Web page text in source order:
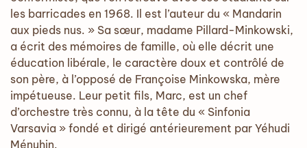
les barricades en 1968. Il est l’auteur du « Mandarin
aux pieds nus. » Sa sœur, madame Pillard-Minkowski,
a écrit des mémoires de famille, où elle décrit une
éducation libérale, le caractère doux et contrôlé de
son père, à l’opposé de Françoise Minkowska, mère
impétueuse. Leur petit fils, Marc, est un chef
d’orchestre très connu, à la tête du « Sinfonia
Varsavia » fondé et dirigé antérieurement par Yéhudi
Ménuhin.